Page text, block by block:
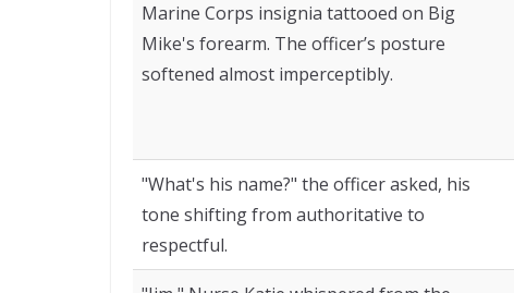
Marine Corps insignia tattooed on Big
Mike's forearm. The officer’s posture
softened almost imperceptibly.
"What's his name?" the officer asked, his
tone shifting from authoritative to
respectful.